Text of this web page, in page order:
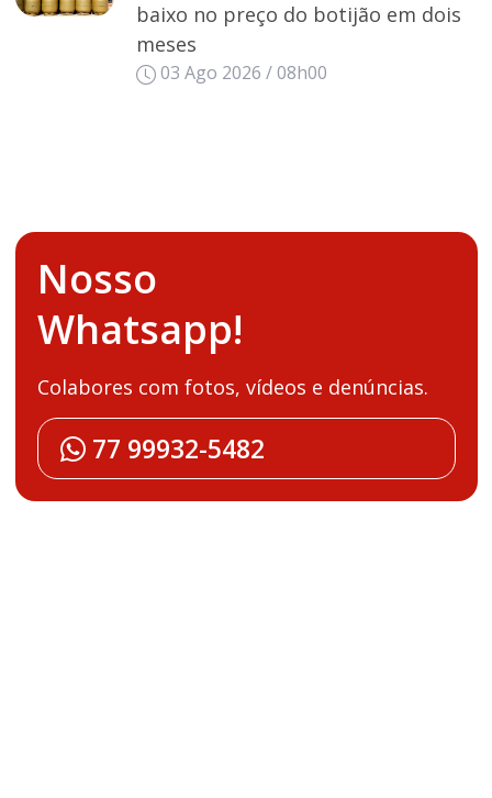
baixo no preço do botijão em dois
meses
03 Ago 2026 / 08h00
Nosso
Whatsapp!
Colabores com fotos, vídeos e denúncias.
77 99932-5482